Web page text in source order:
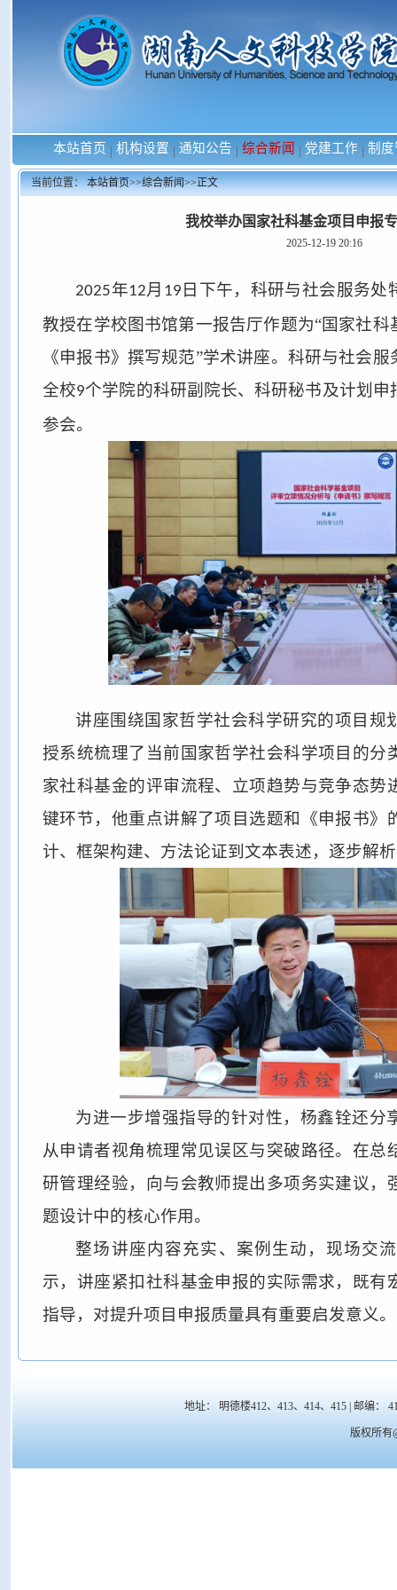
本站首页 | 机构设置 | 通知公告 | 综合新闻 | 党建工作 | 制度
当前位置：本站首页>>综合新闻>>正文
我校举办国家社科基金项目申报
2025-12-19 20:16
2025年12月 19 日下午， 科研与社会服务处
教授在学校图书馆第一报告厅作题为“国家社科
《申报书》撰写规范”学术讲座。科研与社会
全校9个学院的科研副院长、科研秘书及计划申
参会。
讲座围绕国家哲学社会科学研究的项目规
授系统梳理了当前国家哲学社会科学项目的分
家社科基金的评审流程、立项趋势与竞争态势
键环节，他重点讲解了项目选题和《申报书》
计、框架构建、方法论证到文本表述，逐步解
为进一步增强指导的针对性，杨鑫铨还分
从申请者视角梳理常见误区与突破路径。在总
研管理经验，向与会教师提出多项务实建议，
题设计中的核心作用。
整场讲座内容充实、案例生动，现场交
示，讲座紧扣社科基金申报的实际需求，既有
指导，对提升项目申报质量具有重要启发意义。
地址： 明德楼412、413、414、415 | 邮编：
版权所有